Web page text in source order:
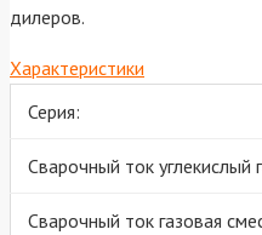
дилеров.
Характеристики
Серия:
Сварочный ток углекислый
Сварочный ток газовая